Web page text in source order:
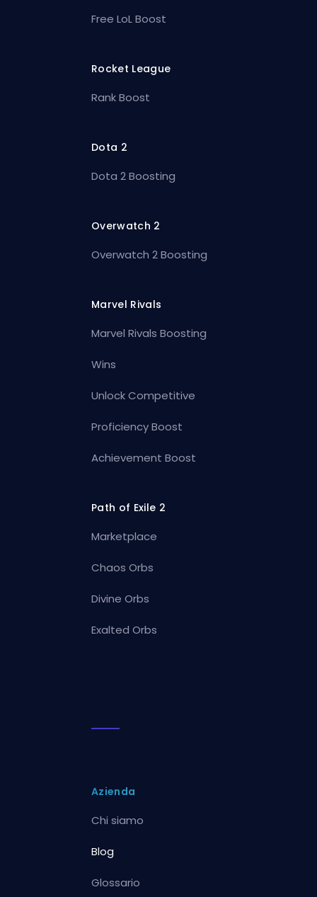
Free LoL Boost
Rocket League
Rank Boost
Dota 2
Dota 2 Boosting
Overwatch 2
Overwatch 2 Boosting
Marvel Rivals
Marvel Rivals Boosting
Wins
Unlock Competitive
Proficiency Boost
Achievement Boost
Path of Exile 2
Marketplace
Chaos Orbs
Divine Orbs
Exalted Orbs
Azienda
Chi siamo
Blog
Glossario